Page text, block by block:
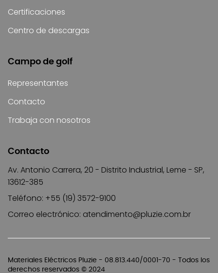
Materiales Eléctricos Pluzie - 08.813.440/0001-70 - Todos los
derechos reservados © 2024
Certificaciones
Centro de descargas
Campo de golf
Representantes
Contacto
Trabaja con nosotros
Contacto
Av. Antonio Carrera, 20 - Distrito Industrial, Leme - SP,
13612-385
Teléfono: +55 (19) 3572-9100
Correo electrónico: atendimento@pluzie.com.br